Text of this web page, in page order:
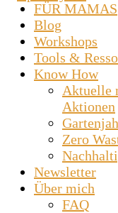
FÜR MAMAS
Blog
Workshops
Tools &
Know How
Aktuelle
Aktionen
Zero
Newsletter
Über mich
FAQ